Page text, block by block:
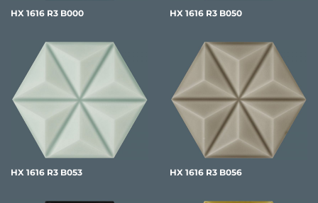
HX 1616 R3 B000 HX 1616 R3 B050
HX 1616 R3 B053 HX 1616 R3 B056